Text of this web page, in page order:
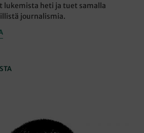
lukemista heti ja tuet samalla
journalismia.